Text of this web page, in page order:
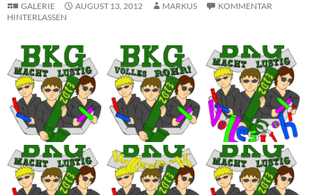
GALERIE AUGUST 13, 2012 MARKUS
KOMMENTAR
HINTERLASSEN